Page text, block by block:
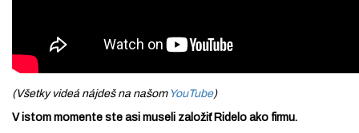
(Všetky videá nájdeš na našom YouTube)
V istom momente ste asi museli založiť Ridelo ako firmu.